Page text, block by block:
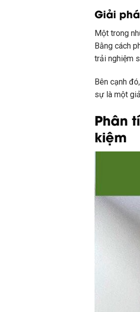
Giải
Một trong
Bằng cách
trải nghiệm
Bên cạnh
sự là một
Phân
kiệm